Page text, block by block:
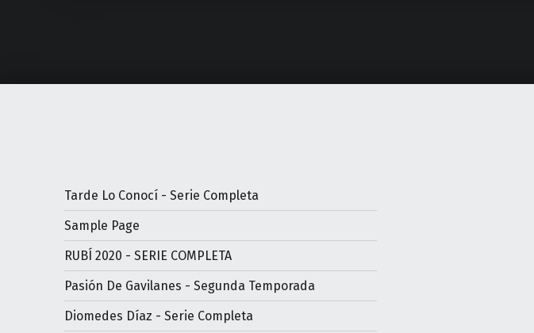
Tarde Lo Conocí - Serie Completa
Sample Page
RUBÍ 2020 - SERIE COMPLETA
Pasión De Gavilanes - Segunda Temporada
Diomedes Díaz - Serie Completa